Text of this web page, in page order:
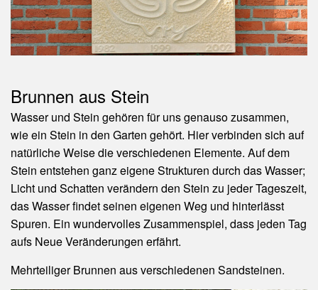
Brunnen aus Stein
Wasser und Stein gehören für uns genauso zusammen,
wie ein Stein in den Garten gehört. Hier verbinden sich auf
natürliche Weise die verschiedenen Elemente. Auf dem
Stein entstehen ganz eigene Strukturen durch das Wasser;
Licht und Schatten verändern den Stein zu jeder Tageszeit,
das Wasser findet seinen eigenen Weg und hinterlässt
Spuren. Ein wundervolles Zusammenspiel, dass jeden Tag
aufs Neue Veränderungen erfährt.
Mehrteiliger Brunnen aus verschiedenen Sandsteinen.